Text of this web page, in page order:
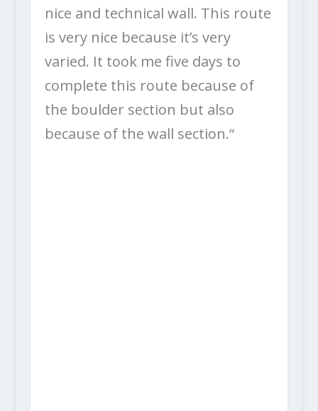
nice and technical wall. This route
is very nice because it’s very
varied. It took me five days to
complete this route because of
the boulder section but also
because of the wall section.“